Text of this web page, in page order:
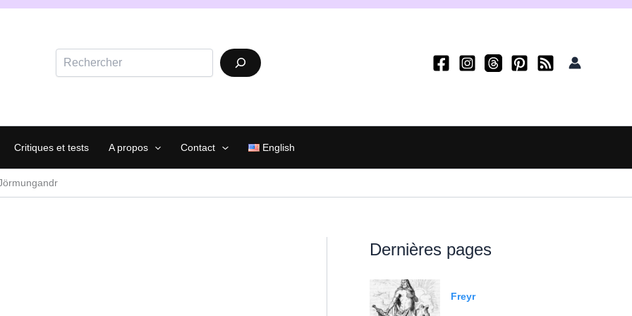
Critiques et tests A propos Contact English
Dernières pages
Freyr